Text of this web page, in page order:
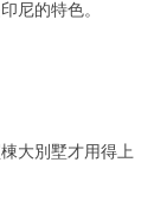
尼的特色。
大別墅才用得上